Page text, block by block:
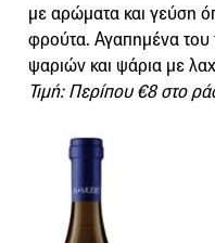
με αρώματα και γεύση
φρούτα. Αγαπημένα του
ψαριών και ψάρια με
Τιμή: Περίπου €8 στο